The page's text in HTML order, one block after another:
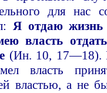
для нас
Я отдаю
власть
(Ин. 10, 17—18).
власть
властью, а не